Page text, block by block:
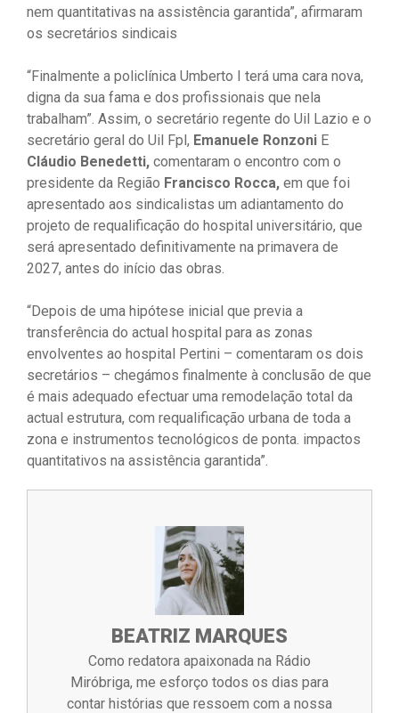
nem quantitativas na assistência garantida”, afirmaram
os secretários sindicais
“Finalmente a policlínica Umberto I terá uma cara nova,
digna da sua fama e dos profissionais que nela
trabalham”. Assim, o secretário regente do Uil Lazio e o
secretário geral do Uil Fpl, Emanuele Ronzoni E
Cláudio Benedetti, comentaram o encontro com o
presidente da Região Francisco Rocca, em que foi
apresentado aos sindicalistas um adiantamento do
projeto de requalificação do hospital universitário, que
será apresentado definitivamente na primavera de
2027, antes do início das obras.
“Depois de uma hipótese inicial que previa a
transferência do actual hospital para as zonas
envolventes ao hospital Pertini – comentaram os dois
secretários – chegámos finalmente à conclusão de que
é mais adequado efectuar uma remodelação total da
actual estrutura, com requalificação urbana de toda a
zona e instrumentos tecnológicos de ponta. impactos
quantitativos na assistência garantida”.
BEATRIZ MARQUES
Como redatora apaixonada na Rádio
Miróbriga, me esforço todos os dias para
contar histórias que ressoem com a nossa